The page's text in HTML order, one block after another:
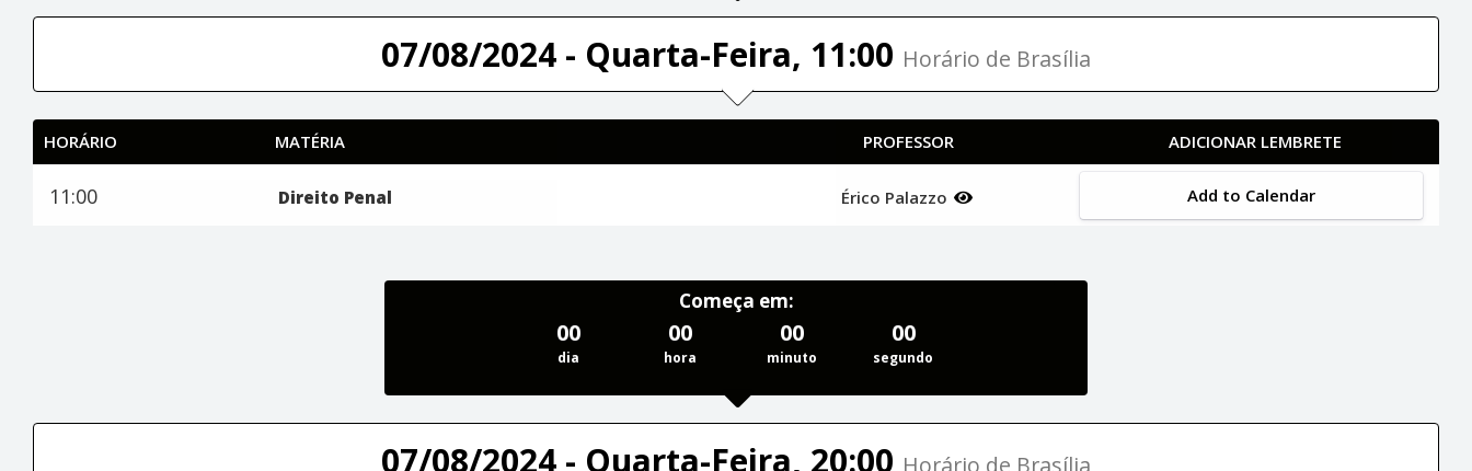
07/08/2024 - Quarta-Feira, 11:00 Horário de Brasília
HORÁRIO MATÉRIA PROFESSOR ADICIONAR LEMBRETE
11:00 Direito Penal Érico Palazzo Add to Calendar
Começa em:
00
dia
00
hora
00
minuto
00
segundo
07/08/2024 - Quarta-Feira, 20:00 Horário de Brasília